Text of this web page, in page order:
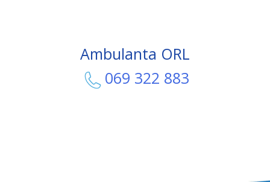
Ambulanta ORL
069 322 883